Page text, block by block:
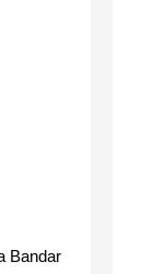
Bandar